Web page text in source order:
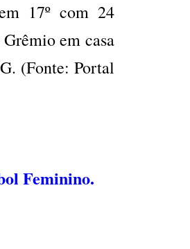
17º com 24
em casa
(Fonte: Portal
Feminino.